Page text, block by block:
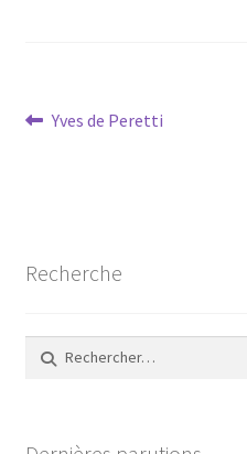
Navigation
Article
Yves de Peretti
Recherche
Rechercher :